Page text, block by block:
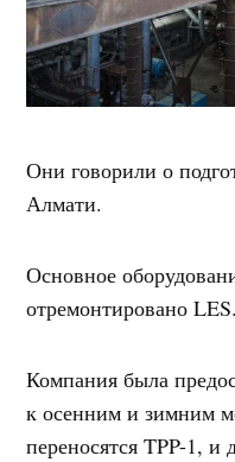
Они говорили о
Алмати.
Основное
отремонтировано LES.
Компания была
к осенним и зимним
переносятся TPP-1, и